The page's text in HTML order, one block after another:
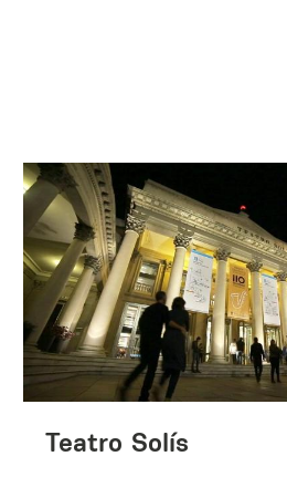
Teatro Solís